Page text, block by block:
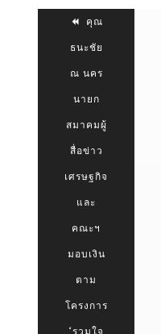
คุณ
ธนะชัย
ณ นคร
นายก
สมาคมผู้
สื่อข่าว
เศรษฐกิจ
และ
คณะฯ
มอบเงิน
ตาม
โครงการ
“รวมใจ